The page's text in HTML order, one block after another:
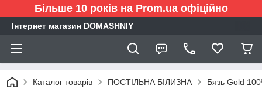
Більше 10 років на Prom.ua офіційно
Інтернет магазин DOMASHNIY
Каталог товарів ПОСТІЛЬНА БІЛИЗНА Бязь Gold